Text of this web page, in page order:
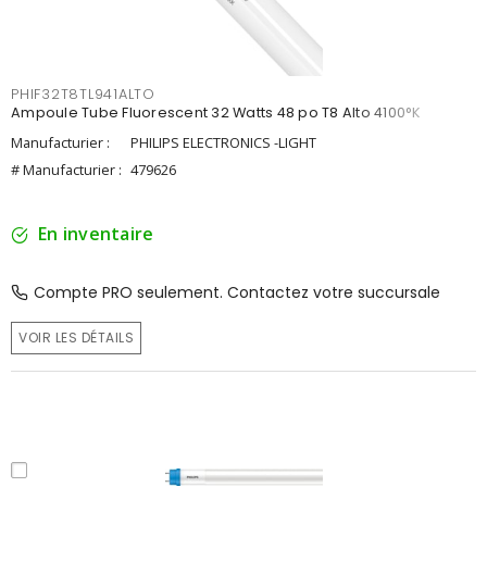
PHIF32T8TL941ALTO
Ampoule Tube Fluorescent 32 Watts 48 po T8 Alto 4100°K
Manufacturier :
PHILIPS ELECTRONICS -LIGHT
# Manufacturier : 479626
En inventaire
Compte PRO seulement. Contactez votre succursale
VOIR LES DÉTAILS